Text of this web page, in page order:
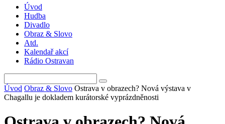
Úvod
Hudba
Divadlo
Obraz & Slovo
Atd.
Kalendař akcí
Rádio Ostravan
Úvod Obraz & Slovo Ostrava v obrazech? Nová výstava v
Chagallu je dokladem kurátorské vyprázdněnosti